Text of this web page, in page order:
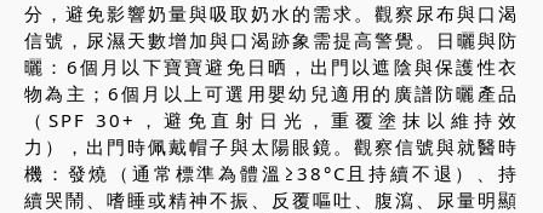
分，避免影響奶量與吸取奶水的需求。觀察尿布與口渴
信號，尿濕天數增加與口渴跡象需提高警覺。日曬與防
曬：6個月以下寶寶避免日晒，出門以遮陰與保護性衣
物為主；6個月以上可選用嬰幼兒適用的廣譜防曬產品
（SPF 30+，避免直射日光，重覆塗抹以維持效
力），出門時佩戴帽子與太陽眼鏡。觀察信號與就醫時
機：發燒（通常標準為體溫≥38°C且持續不退）、持
續哭鬧、嗜睡或精神不振、反覆嘔吐、腹瀉、尿量明顯